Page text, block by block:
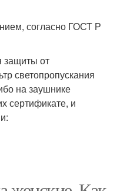
согласно ГОСТ Р
защиты от
светопропускания
на заушнике
сертификате, и